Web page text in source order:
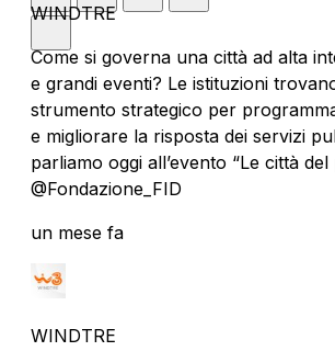
WINDTRE
Come si governa una città ad alta
e grandi eventi? Le istituzioni
strumento strategico per
e migliorare la risposta dei servizi
parliamo oggi all’evento “Le città del
@Fondazione_FID
un mese fa
WINDTRE